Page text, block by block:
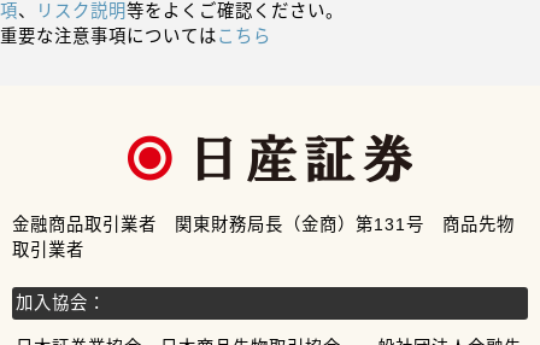
項、 リスク説明等をよくご確認ください。
重要な注意事項についてはこちら
金融商品取引業者 関東財務局長（金商）第131号 商品先物
取引業者
加入協会：